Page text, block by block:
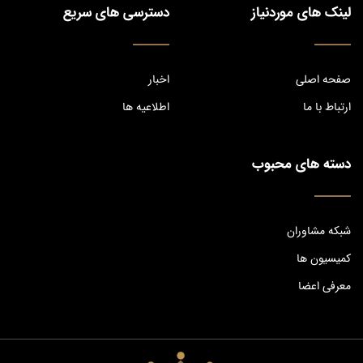
لینک های موردنیاز
صفحه اصلی
ارتباط با ما
دسترسی های سریع
اخبار
اطلاعیه ها
دسته های محبوب
شبکه مشاوران
کمیسیون ها
معرفی اعضا